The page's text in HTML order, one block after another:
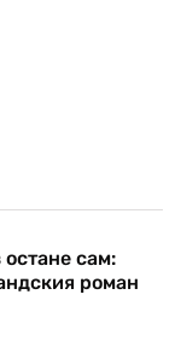
остане сам:
роман